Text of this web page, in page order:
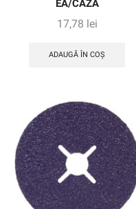
EA/CAZĂ
17,78 lei
ADAUGĂ ÎN COȘ